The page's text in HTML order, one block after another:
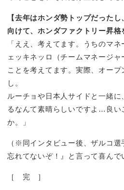
【去年はホンダ勢トップだった
向けて、ホンダファクトリー昇格
「ええ、考えてます。うちのマ
ェッキネッロ（チームマネージャ
ことを考えてます。実際、オープ
し。
ルーチョや日本人サイドと一緒に
るなんて素晴らしいですよ…良い
か。」
（※同インタビュー後、ザルコ
忘れてないぞ！』と言って喜んで
［ 完 ］